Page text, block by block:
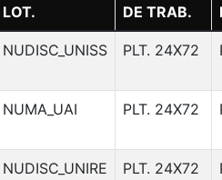
LOT.
DE TRAB.
NUDISC_UNISS PLT. 24X72
NUMA_UAI PLT. 24X72
NUDISC_UNIRE PLT. 24X72